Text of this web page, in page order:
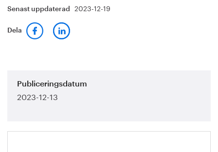
Senast uppdaterad 2023-12-19
Dela
Publiceringsdatum
2023-12-13